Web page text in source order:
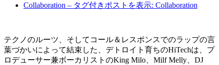
Collaboration – タグ付きポストを表示: Collaboration
テクノのルーツ、そしてコール＆レスポンスでのラップの言
葉づかいによって結束した、デトロイト育ちのHiTechは、プ
ロデューサー兼ボーカリストのKing Milo、Milf Melly、DJ